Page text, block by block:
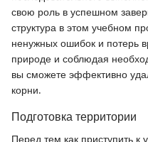
свою роль в успешном
структура в этом учебном
ненужных ошибок и потерь
природе и соблюдая
вы сможете эффективно
корни.
Подготовка территории
Перед тем как приступить